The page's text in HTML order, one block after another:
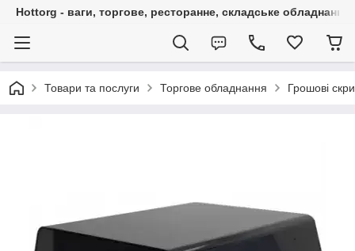
Hottorg - ваги, торгове, ресторанне, складське обладнання
Товари та послуги Торгове обладнання Грошові